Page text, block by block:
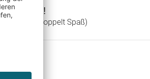
Mamas!
Kochen doppelt Spaß)